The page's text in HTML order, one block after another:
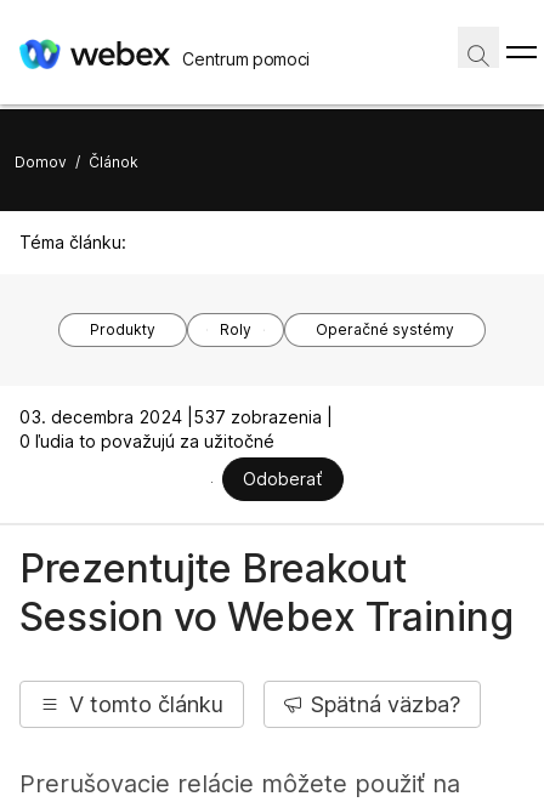
Centrum pomoci
Domov / Článok
Téma článku:
Produkty Roly Operačné systémy
03. decembra 2024 | 537 zobrazenia |
0 ľudia to považujú za užitočné
Odoberať
Prezentujte Breakout
Session vo Webex Training
V tomto článku Spätná väzba?
Prerušovacie relácie môžete použiť na